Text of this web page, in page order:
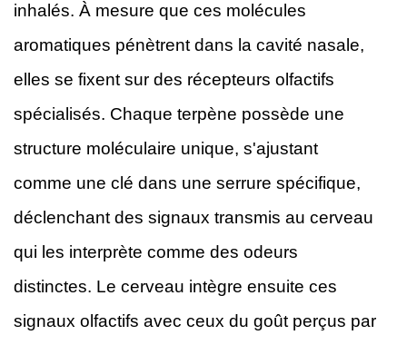
inhalés. À mesure que ces molécules
aromatiques pénètrent dans la cavité nasale,
elles se fixent sur des récepteurs olfactifs
spécialisés. Chaque terpène possède une
structure moléculaire unique, s'ajustant
comme une clé dans une serrure spécifique,
déclenchant des signaux transmis au cerveau
qui les interprète comme des odeurs
distinctes. Le cerveau intègre ensuite ces
signaux olfactifs avec ceux du goût perçus par